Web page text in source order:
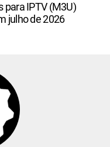
para IPTV (M3U)
julho de 2026